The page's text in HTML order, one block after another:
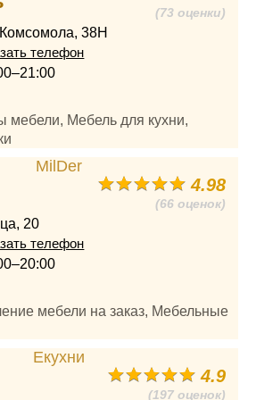
(73 оценки)
38Н
телефон
мебели, Мебель для кухни,
4.98
(66 оценок)
20
телефон
мебели на заказ, Мебельные
4.9
(197 оценок)